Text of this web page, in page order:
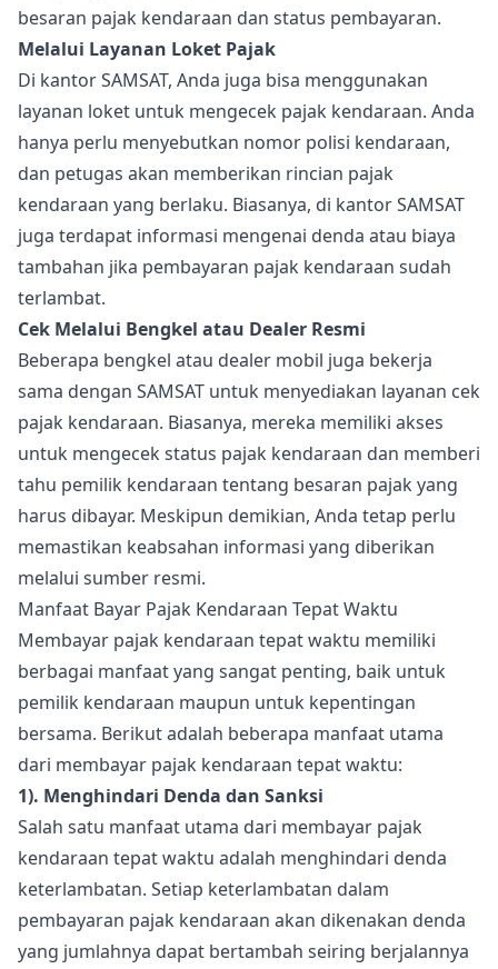
besaran pajak kendaraan dan status pembayaran.
Melalui Layanan Loket Pajak
Di kantor SAMSAT, Anda juga bisa menggunakan
layanan loket untuk mengecek pajak kendaraan. Anda
hanya perlu menyebutkan nomor polisi kendaraan,
dan petugas akan memberikan rincian pajak
kendaraan yang berlaku. Biasanya, di kantor SAMSAT
juga terdapat informasi mengenai denda atau biaya
tambahan jika pembayaran pajak kendaraan sudah
terlambat.
Cek Melalui Bengkel atau Dealer Resmi
Beberapa bengkel atau dealer mobil juga bekerja
sama dengan SAMSAT untuk menyediakan layanan cek
pajak kendaraan. Biasanya, mereka memiliki akses
untuk mengecek status pajak kendaraan dan memberi
tahu pemilik kendaraan tentang besaran pajak yang
harus dibayar. Meskipun demikian, Anda tetap perlu
memastikan keabsahan informasi yang diberikan
melalui sumber resmi.
Manfaat Bayar Pajak Kendaraan Tepat Waktu
Membayar pajak kendaraan tepat waktu memiliki
berbagai manfaat yang sangat penting, baik untuk
pemilik kendaraan maupun untuk kepentingan
bersama. Berikut adalah beberapa manfaat utama
dari membayar pajak kendaraan tepat waktu:
1). Menghindari Denda dan Sanksi
Salah satu manfaat utama dari membayar pajak
kendaraan tepat waktu adalah menghindari denda
keterlambatan. Setiap keterlambatan dalam
pembayaran pajak kendaraan akan dikenakan denda
yang jumlahnya dapat bertambah seiring berjalannya